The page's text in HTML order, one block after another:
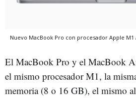
Nuevo MacBook Pro con procesador Apple M1
El MacBook Pro y el MacBook
el mismo procesador M1, la
memoria (8 o 16 GB), el mismo